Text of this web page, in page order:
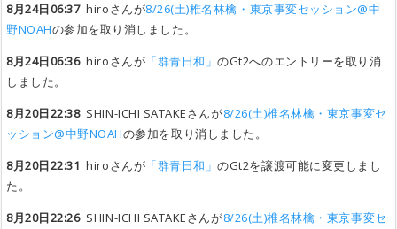
8月24日06:37hiroさんが8/26(土)椎名林檎・東京事変セッション@中
野NOAHの参加を取り消しました。
8月24日06:36hiroさんが 「群青日和」のGt2へのエントリーを取り消
しました。
8月20日22:38SHIN-ICHI SATAKEさんが8/26(土)椎名林檎・東京事変セ
ッション@中野NOAHの参加を取り消しました。
8月20日22:31 hiroさんが 「群青日和」のGt2を譲渡可能に変更しまし
た。
8月20日22:26SHIN-ICHI SATAKEさんが8/26(土)椎名林檎・東京事変セ